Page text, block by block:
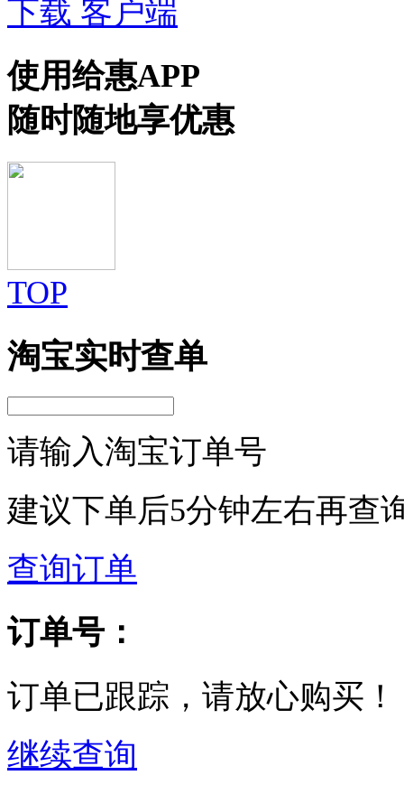
下载 客户端
使用给惠APP
随时随地享优惠
TOP
淘宝实时查单
请输入淘宝订单号
建议下单后5分钟左右再查
查询订单
订单号：
订单已跟踪，请放心购买！
继续查询